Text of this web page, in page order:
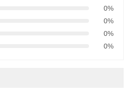
0%
0%
0%
0%